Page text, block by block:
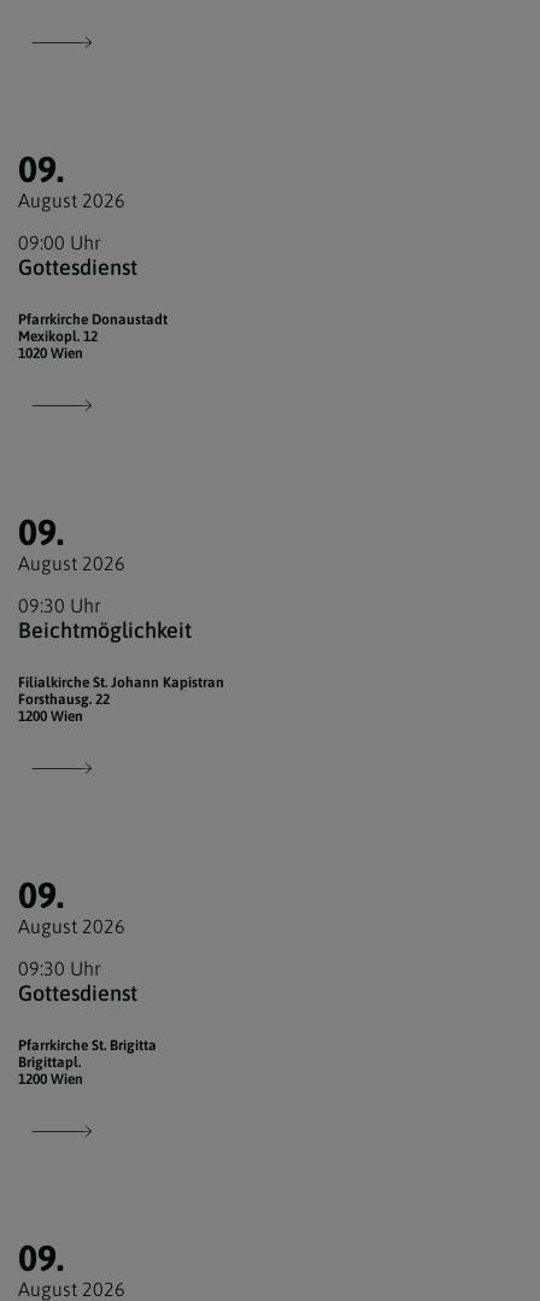
09.
August 2026
09:00 Uhr
Gottesdienst
Pfarrkirche Donaustadt
Mexikopl. 12
1020 Wien
09.
August 2026
09:30 Uhr
Beichtmöglichkeit
Filialkirche St. Johann Kapistran
Forsthausg. 22
1200 Wien
09.
August 2026
09:30 Uhr
Gottesdienst
Pfarrkirche St. Brigitta
Brigittapl.
1200 Wien
09.
August 2026